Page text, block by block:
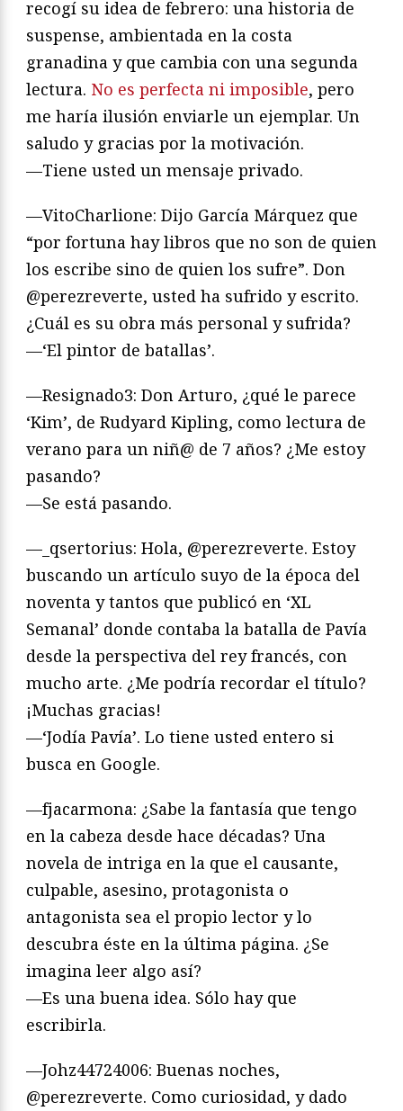
recogí su idea de febrero: una historia de
suspense, ambientada en la costa
granadina y que cambia con una segunda
lectura. No es perfecta ni imposible, pero
me haría ilusión enviarle un ejemplar. Un
saludo y gracias por la motivación.
—Tiene usted un mensaje privado.
—VitoCharlione: Dijo García Márquez que
“por fortuna hay libros que no son de quien
los escribe sino de quien los sufre”. Don
@perezreverte, usted ha sufrido y escrito.
¿Cuál es su obra más personal y sufrida?
—‘El pintor de batallas’.
—Resignado3: Don Arturo, ¿qué le parece
‘Kim’, de Rudyard Kipling, como lectura de
verano para un niñ@ de 7 años? ¿Me estoy
pasando?
—Se está pasando.
—_qsertorius: Hola, @perezreverte. Estoy
buscando un artículo suyo de la época del
noventa y tantos que publicó en ‘XL
Semanal’ donde contaba la batalla de Pavía
desde la perspectiva del rey francés, con
mucho arte. ¿Me podría recordar el título?
¡Muchas gracias!
—‘Jodía Pavía’. Lo tiene usted entero si
busca en Google.
—fjacarmona: ¿Sabe la fantasía que tengo
en la cabeza desde hace décadas? Una
novela de intriga en la que el causante,
culpable, asesino, protagonista o
antagonista sea el propio lector y lo
descubra éste en la última página. ¿Se
imagina leer algo así?
—Es una buena idea. Sólo hay que
escribirla.
—Johz44724006: Buenas noches,
@perezreverte. Como curiosidad, y dado